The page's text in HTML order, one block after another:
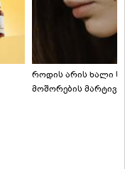
როდის არის ხალი
მოშორების